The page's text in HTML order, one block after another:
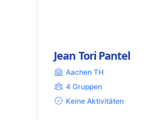
Jean Tori Pantel
Aachen TH
4 Gruppen
Keine Aktivitäten